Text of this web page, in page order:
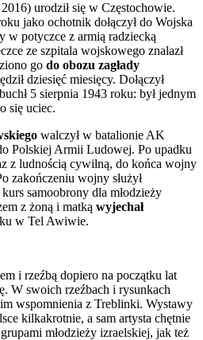
urodził się w Częstochowie.
jako ochotnik dołączył do Wojska
w potyczce z armią radziecką
ze szpitala wojskowego znalazł
go do obozu zagłady
dziesięć miesięcy. Dołączył
5 sierpnia 1943 roku: był jednym
się uciec.
walczył w batalionie AK
Polskiej Armii Ludowej. Po upadku
z ludnością cywilną, do końca wojny
zakończeniu wojny służył
samoobrony dla młodzieży
z żoną i matką wyjechał
w Tel Awiwie.
i rzeźbą dopiero na początku lat
W swoich rzeźbach i rysunkach
wspomnienia z Treblinki. Wystawy
kilkakrotnie, a sam artysta chętnie
młodzieży izraelskiej, jak też